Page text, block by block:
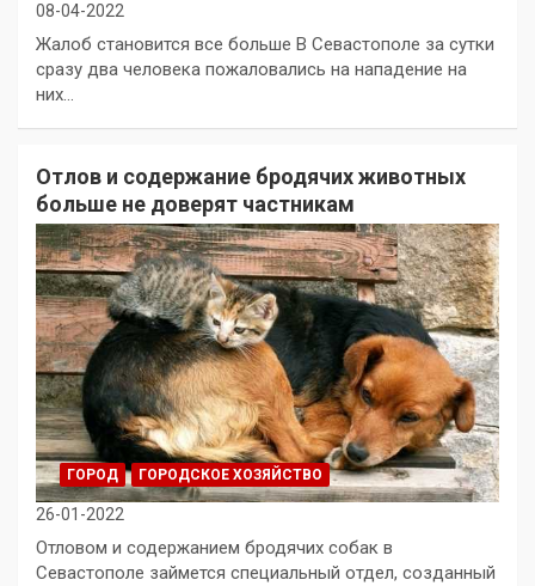
08-04-2022
Жалоб становится все больше В Севастополе за сутки
сразу два человека пожаловались на нападение на
них…
Отлов и содержание бродячих животных
больше не доверят частникам
ГОРОД ГОРОДСКОЕ ХОЗЯЙСТВО
26-01-2022
Отловом и содержанием бродячих собак в
Севастополе займется специальный отдел, созданный